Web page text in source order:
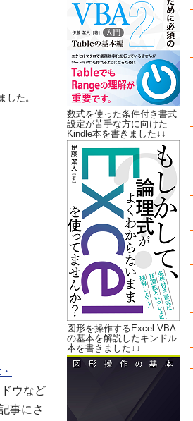
した。
ウなど
事にさ
数式を使った条件付き書式
設定が苦手な方に向けた
Kindle本を書きました↓↓
図形を操作するExcel VBA
の基本を解説したキンドル
本を書きました↓↓